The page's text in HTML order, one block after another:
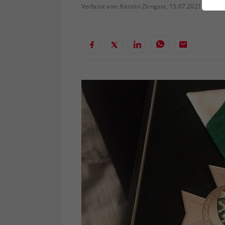
Verfasst von: Kerstin Zirngast, 15.07.2021